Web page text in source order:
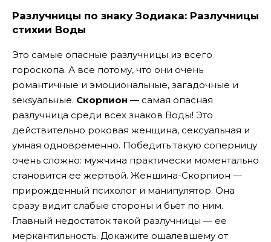
Разлучницы по знаку Зодиака: Разлучницы
стихии Воды
Это самые опасные разлучницы из всего
гороскопа. А все потому, что они очень
романтичные и эмоциональные, загадочные и
seкsуальные. Скорпион — самая опасная
разлучница среди всех знаков Воды! Это
действительно роковая женщина, сексуальная и
умная одновременно. Победить такую соперницу
очень сложно: мужчина практически моментально
становится ее жертвой. Женщина-Скорпион —
прирожденный психолог и манипулятор. Она
сразу видит слабые стороны и бьет по ним.
Главный недостаток такой разлучницы — ее
меркантильность. Докажите ошалевшему от